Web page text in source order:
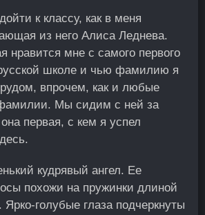
к классу, как в меня
из него Алиса Леднева.
нравится мне с самого первого
школе и чью фамилию я
впрочем, как и любые
Мы сидим с ней за
первая, с кем я успел
кудрявый ангел. Ее
похожи на пружинки длиной
Ярко-голубые глаза подчеркнуты